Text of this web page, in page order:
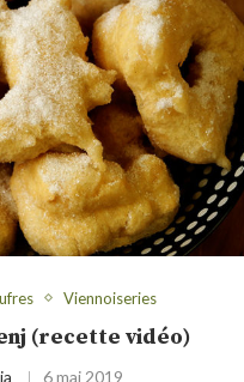
Viennoiseries
(recette vidéo)
6 mai 2019